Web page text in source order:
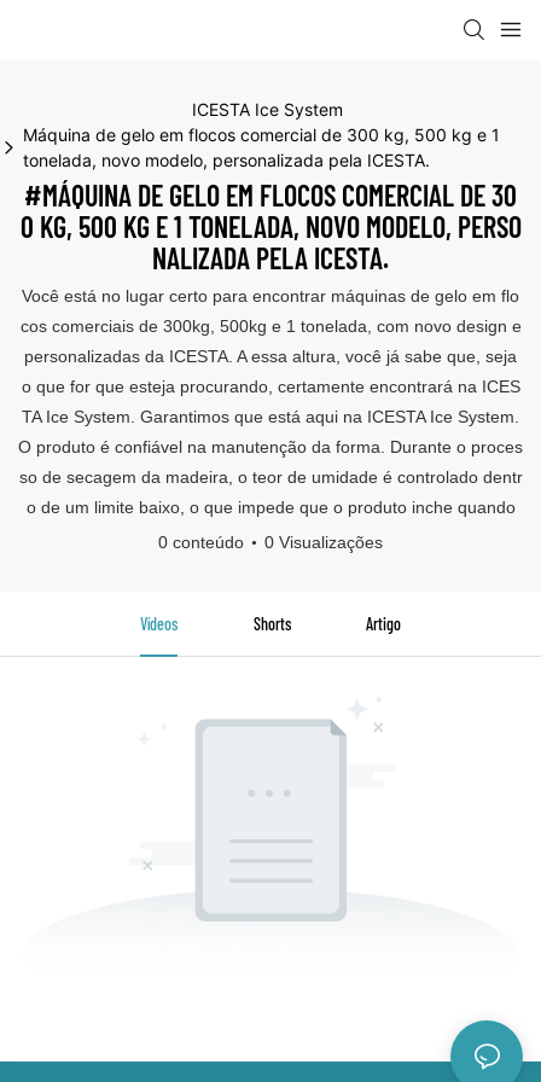
ICESTA Ice System
Máquina de gelo em flocos comercial de 300 kg, 500 kg e 1
tonelada, novo modelo, personalizada pela ICESTA.
#MÁQUINA DE GELO EM FLOCOS COMERCIAL DE 30
0 KG, 500 KG E 1 TONELADA, NOVO MODELO, PERSO
NALIZADA PELA ICESTA.
Você está no lugar certo para encontrar máquinas de gelo em flo
cos comerciais de 300kg, 500kg e 1 tonelada, com novo design e
personalizadas da ICESTA. A essa altura, você já sabe que, seja
o que for que esteja procurando, certamente encontrará na ICES
TA Ice System. Garantimos que está aqui na ICESTA Ice System.
O produto é confiável na manutenção da forma. Durante o proces
so de secagem da madeira, o teor de umidade é controlado dentr
o de um limite baixo, o que impede que o produto inche quando
0 conteúdo
0 Visualizações
Vídeos Shorts Artigo